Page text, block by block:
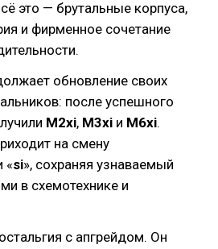
это — брутальные корпуса,
и фирменное сочетание
обновление своих
после успешного
M2xi, M3xi и M6xi.
на смену
«si», сохраняя узнаваемый
в схемотехнике и
с апгрейдом. Он